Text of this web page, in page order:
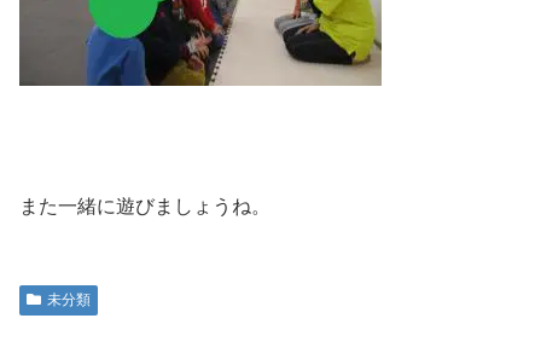
また一緒に遊びましょうね。
未分類